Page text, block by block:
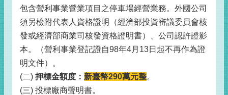
包含營利事業營業項目之停車場經營業務。外國公司
須另檢附代表人資格證明（經濟部投資審議委員會核
發或經濟部商業司核發資格證明書）、公司認許證影
本。（營利事業登記證自98年4月13日起不再作為證
明文件）。
(二) 押標金額度： 新臺幣290萬元整。
(三) 投標廠商聲明書。